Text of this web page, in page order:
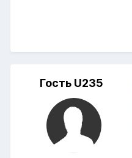
Гость U235